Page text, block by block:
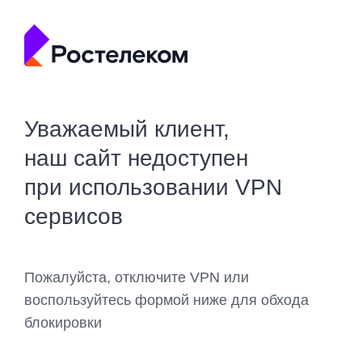
Уважаемый клиент,
наш сайт недоступен
при использовании VPN
сервисов
Пожалуйста, отключите VPN или
воспользуйтесь формой ниже для обхода
блокировки